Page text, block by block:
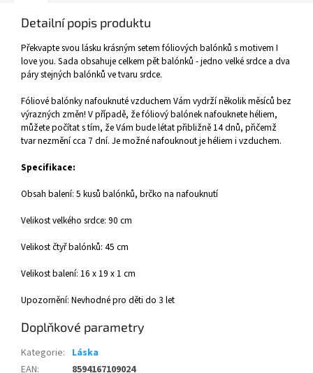
Detailní popis produktu
Překvapte svou lásku krásným setem fóliových balónků s motivem I
love you. Sada obsahuje celkem pět balónků - jedno velké srdce a dva
páry stejných balónků ve tvaru srdce.
Fóliové balónky nafouknuté vzduchem Vám vydrží několik měsíců bez
výrazných změn! V případě, že fóliový balónek nafouknete héliem,
můžete počítat s tím, že Vám bude létat přibližně 14 dnů, přičemž
tvar nezmění cca 7 dní. Je možné nafouknout je héliem i vzduchem.
Specifikace:
Obsah balení: 5 kusů balónků, brčko na nafouknutí
Velikost velkého srdce: 90 cm
Velikost čtyř balónků: 45 cm
Velikost balení: 16 x 19 x 1 cm
Upozornění: Nevhodné pro děti do 3 let
Doplňkové parametry
Kategorie: Láska
EAN: 8594167109024